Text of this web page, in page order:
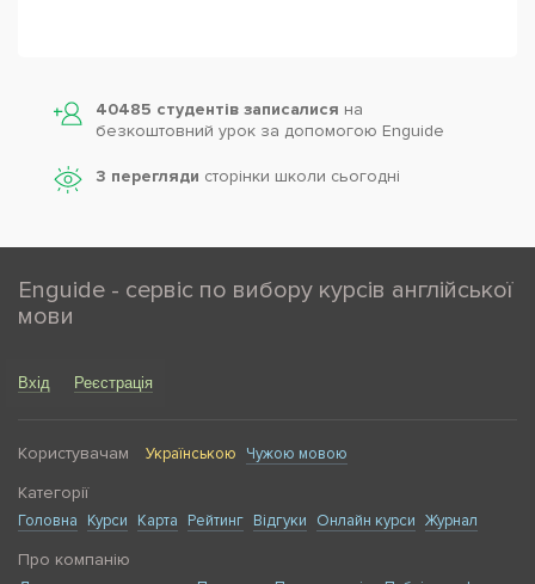
40485 студентів записалися на
безкоштовний урок за допомогою Enguide
3 перегляди сторінки школи cьогодні
Enguide - сервіс по вибору курсів англійської
мови
Вхід Реєстрація
Користувачам Українською Чужою мовою
Категорії
Головна Курси Карта Рейтинг Відгуки Онлайн курси Журнал
Про компанію